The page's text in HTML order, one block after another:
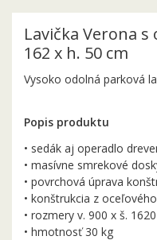
Lavička Verona s
162 x h. 50 cm
Vysoko odolná parková
Popis produktu
• sedák aj operadlo
• masívne smrekové
• povrchová úprava
• konštrukcia z
• rozmery v. 900 x š.
• hmotnosť 30 kg